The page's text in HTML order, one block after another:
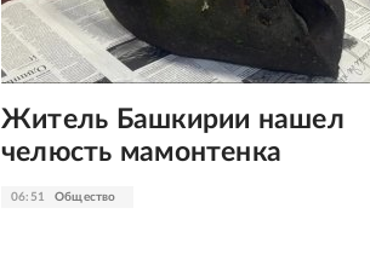
06:51 Общество
Житель Башкирии нашел
челюсть мамонтенка